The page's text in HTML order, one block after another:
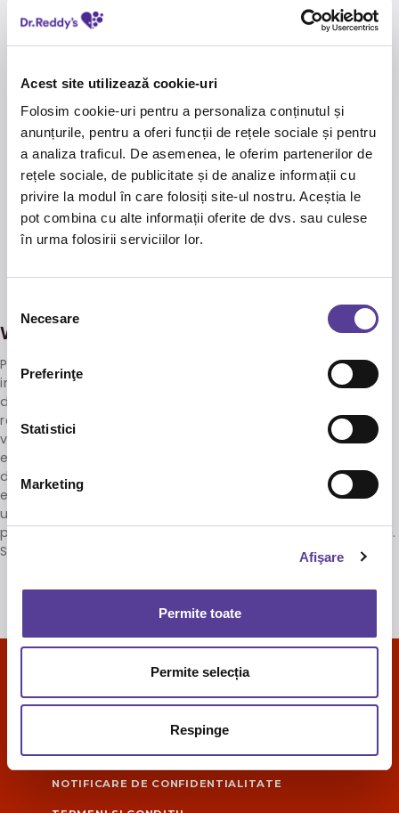
Acest site utilizează cookie-uri
Folosim cookie-uri pentru a personaliza conținutul și
anunțurile, pentru a oferi funcții de rețele sociale și pentru
a analiza traficul. De asemenea, le oferim partenerilor de
rețele sociale, de publicitate și de analize informații cu
privire la modul în care folosiți site-ul nostru. Aceștia le
pot combina cu alte informații oferite de dvs. sau culese
în urma folosirii serviciilor lor.
consimțământului
Necesare
Preferinţe
Statistici
Marketing
Afişare
Permite toate
Permite selecția
Respinge
We grow together!
Proiectul Dr. Reddy’s Masterclass a fost creat la
initiativa voastra, sesizand nevoia unei platforme
dedicate acestei arii terapeutice, unde sa se
regaseasca informatii de actualitate si inregistrari
video ale celor mai interesante teme prezentate de
expertii din domeniu. Am incercat sa cream un mediu
de comunicare rapida, unde sa va anuntam
evenimentele la care ne dorim sa va avem alaturi si
unde, intr-un viitor apropiat, sa puteti discuta cu
profesorii si sa va promovati propriile proiecte si lucrari.
Sa crestem impreuna, pas cu pas….
NOTIFICARE COOKIES
NOTIFICARE DE CONFIDENTIALITATE